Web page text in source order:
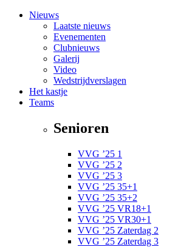
Nieuws
Laatste nieuws
Evenementen
Clubnieuws
Galerij
Video
Wedstrijdverslagen
Het kastje
Teams
Senioren
VVG ’25 1
VVG ’25 2
VVG ’25 3
VVG ’25 35+1
VVG ’25 35+2
VVG ’25 VR18+1
VVG ’25 VR30+1
VVG ’25 Zaterdag 2
VVG ’25 Zaterdag 3